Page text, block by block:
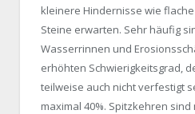
kleinere Hindernisse wie
Steine erwarten. Sehr häufig
Wasserrinnen und
erhöhten Schwierigkeitsgrad,
teilweise auch nicht verfestigt
maximal 40%. Spitzkehren